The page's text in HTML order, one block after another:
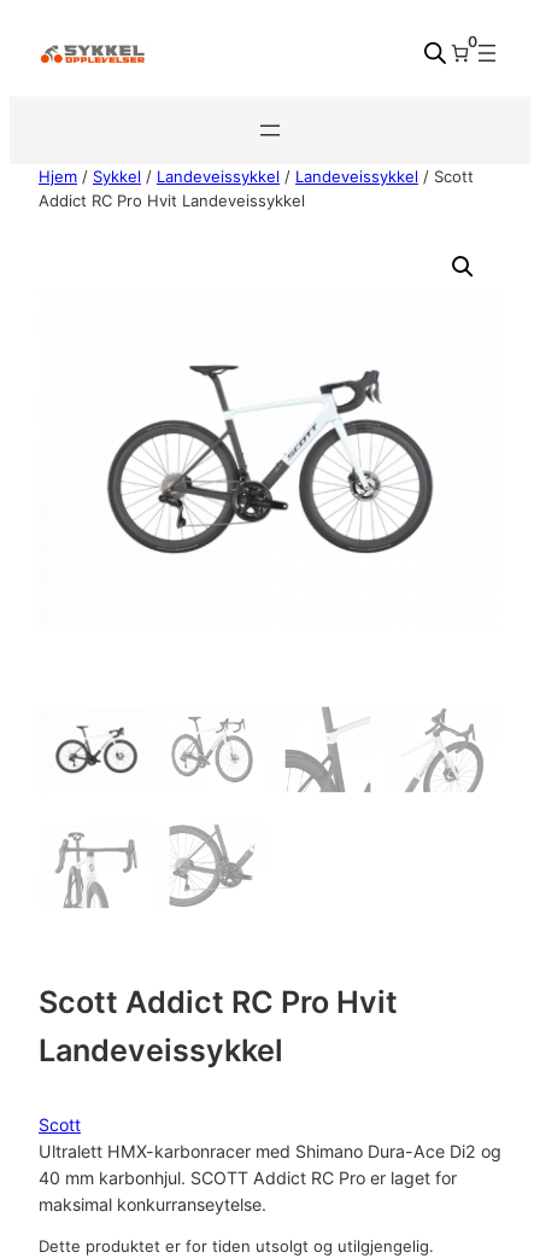
0
Hjem / Sykkel / Landeveissykkel / Landeveissykkel / Scott
Addict RC Pro Hvit Landeveissykkel
Scott Addict RC Pro Hvit
Landeveissykkel
Scott
Ultralett HMX-karbonracer med Shimano Dura-Ace Di2 og
40 mm karbonhjul. SCOTT Addict RC Pro er laget for
maksimal konkurranseytelse.
Dette produktet er for tiden utsolgt og utilgjengelig.